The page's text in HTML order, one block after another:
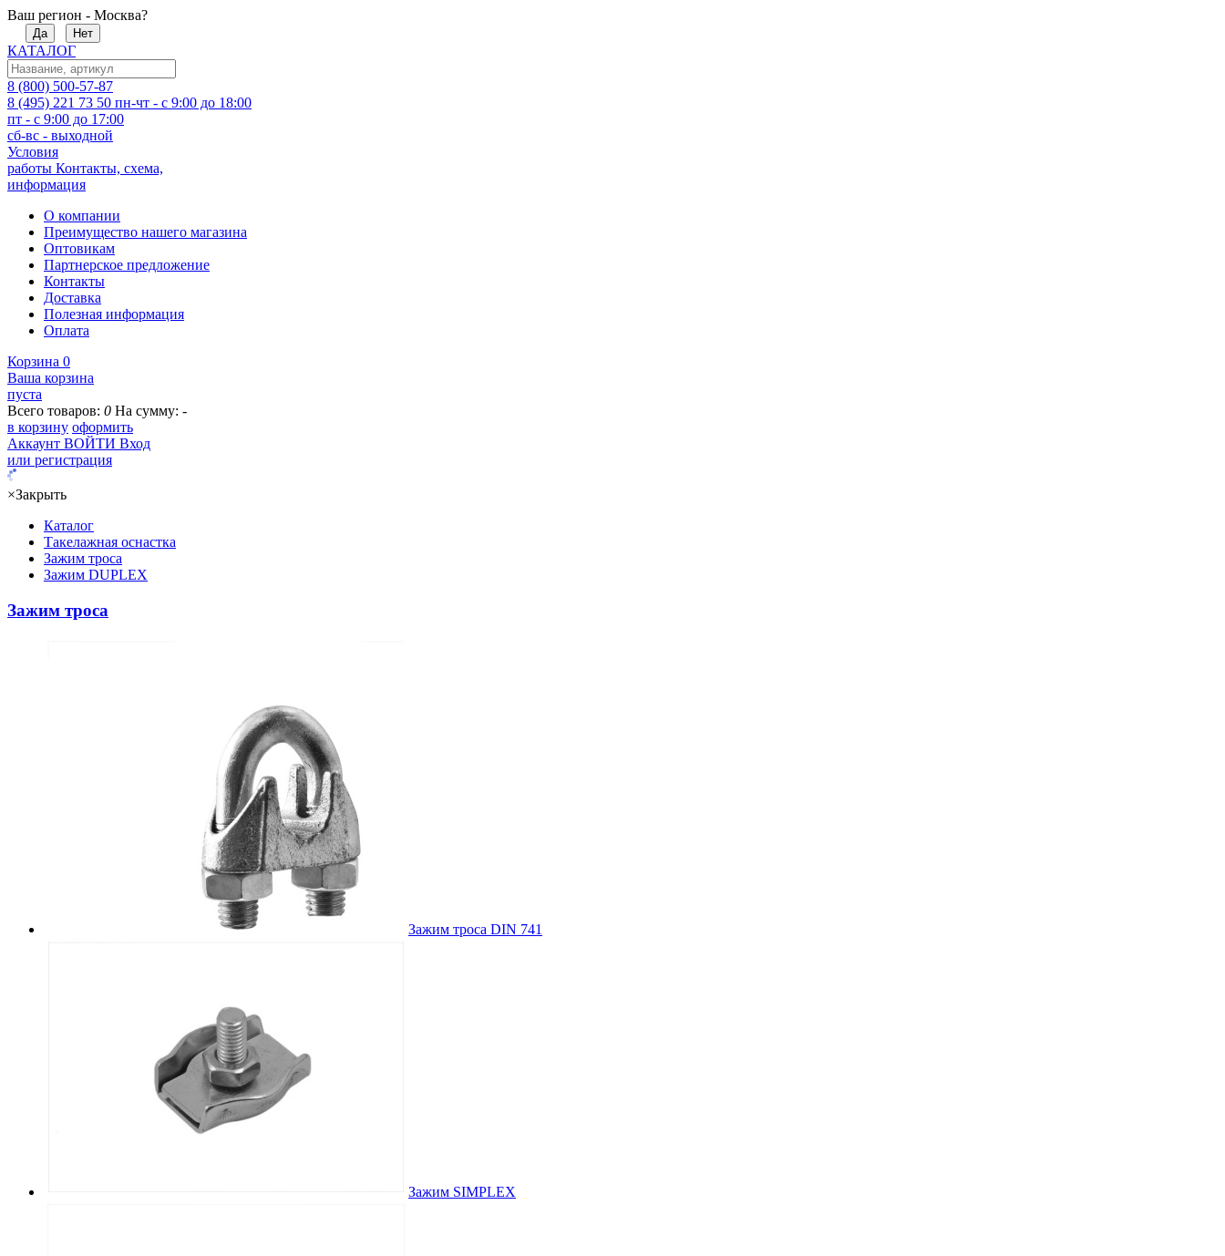
Ваш регион - Москва?
Да Нет
КАТАЛОГ
8 (800) 500-57-87
8 (495) 221 73 50 пн-чт - с 9:00 до 18:00
пт - с 9:00 до 17:00
сб-вс - выходной
Условия
работы Контакты, схема,
информация
О компании
Преимущество нашего магазина
Оптовикам
Партнерское предложение
Контакты
Доставка
Полезная информация
Оплата
Корзина 0
Ваша корзина
пуста
Всего товаров: 0 На сумму: -
в корзину оформить
Аккаунт ВОЙТИ Вход
или регистрация
×Закрыть
Каталог
Такелажная оснастка
Зажим троса
Зажим DUPLEX
Зажим троса
Зажим троса DIN 741
Зажим SIMPLEX